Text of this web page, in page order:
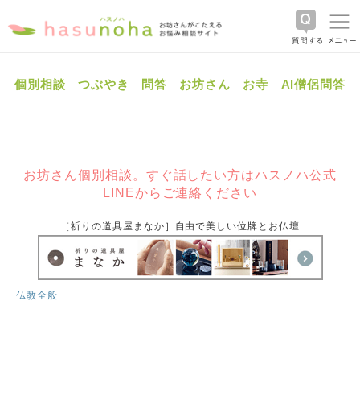
個別相談 つぶやき 問答 お坊さん お寺 AI僧侶問答
お坊さん個別相談。すぐ話したい方はハスノハ公式
LINEからご連絡ください
［祈りの道具屋まなか］自由で美しい位牌とお仏壇
仏教全般